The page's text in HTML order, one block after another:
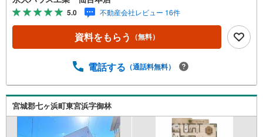
地...と種別を問わず不動産を取り扱っております。更に教
育施設や商業施設、子育て環境や行政などの地域情報を総
合し、お客様により良い物件選びをして頂けるよう、しっ
かりとサポートさせて頂きます。2.＜経験豊富なスタッフ
など住宅に関する様々なご質問はもちろん、ご購入時に気
せて頂きます。各店舗ではキッズスペースも完備！お子様
連れのご家族様で是非お越しください。営業時間:10:00～1
8:00（定休日火・水曜日※店舗により変動あり）現地のご案
内も可能ですので、どうぞお気軽にお問い合わせくださ
5.0 不動産会社レビュー 16件
資料をもらう （無料）
電話する （通話料無料）
宮城郡七ヶ浜町東宮浜字御林